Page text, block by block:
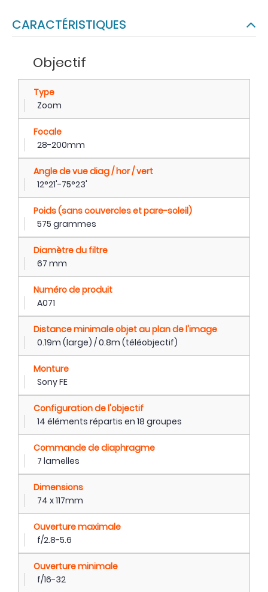
CARACTÉRISTIQUES
Objectif
Type
Zoom
Focale
28-200mm
Angle de vue diag / hor / vert
12°21'-75°23'
Poids (sans couvercles et pare-soleil)
575 grammes
Diamètre du filtre
67 mm
Numéro de produit
A071
Distance minimale objet au plan de l'image
0.19m (large) / 0.8m (téléobjectif)
Monture
Sony FE
Configuration de l'objectif
14 éléments répartis en 18 groupes
Commande de diaphragme
7 lamelles
Dimensions
74 x 117mm
Ouverture maximale
f/2.8-5.6
Ouverture minimale
f/16-32